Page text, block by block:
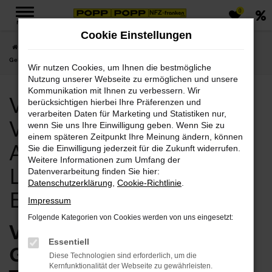
Zum
MENÜ
0
Gebrauchtwagen Angebote mit Lieferservice nach Eisenach
Volvo Eisenach, Volvo
V60 Gebrauchtwagen
Angebote mit
Lieferservice nach
Eisenach
Volvo V60
Gebrauchtwagen vom
Cookie Einstellungen
Wir nutzen Cookies, um Ihnen die bestmögliche
Nutzung unserer Webseite zu ermöglichen und unsere
Kommunikation mit Ihnen zu verbessern. Wir
berücksichtigen hierbei Ihre Präferenzen und
verarbeiten Daten für Marketing und Statistiken nur,
wenn Sie uns Ihre Einwilligung geben. Wenn Sie zu
einem späteren Zeitpunkt Ihre Meinung ändern, können
Sie die Einwilligung jederzeit für die Zukunft widerrufen.
Weitere Informationen zum Umfang der
Datenverarbeitung finden Sie hier:
Datenschutzerklärung Cookie-Richtlinie
Impressum
Folgende Kategorien von Cookies werden von uns eingesetzt:
Essentiell
Diese Technologien sind erforderlich, um die
Kernfunktionalität der Webseite zu gewährleisten.